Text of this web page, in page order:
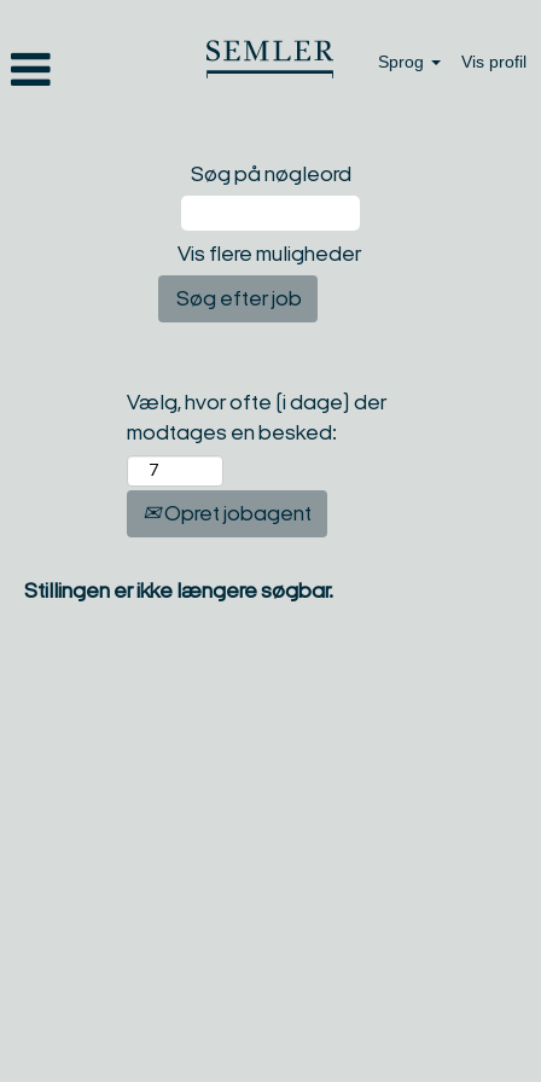
Sprog Vis profil
Søg på nøgleord
Vis flere muligheder
Vælg, hvor ofte (i dage) der
modtages en besked:
Opret jobagent
Stillingen er ikke længere søgbar.